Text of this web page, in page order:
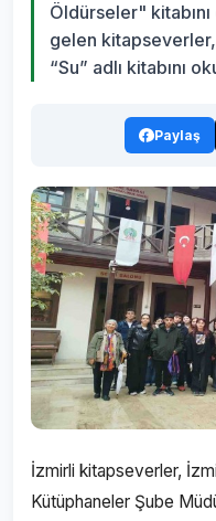
Öldürseler"
gelen kitapseverler,
“Su” adlı kitabını
Paylaş
İzmirli kitapseverler,
Kütüphaneler Şube